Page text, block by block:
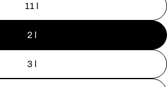
11 l
2 l
3 l